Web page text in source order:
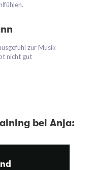
zur Musik
nicht gut
bei Anja: